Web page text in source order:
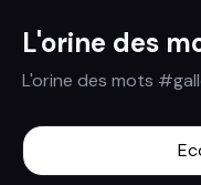
L'orine des
L'orine des mots